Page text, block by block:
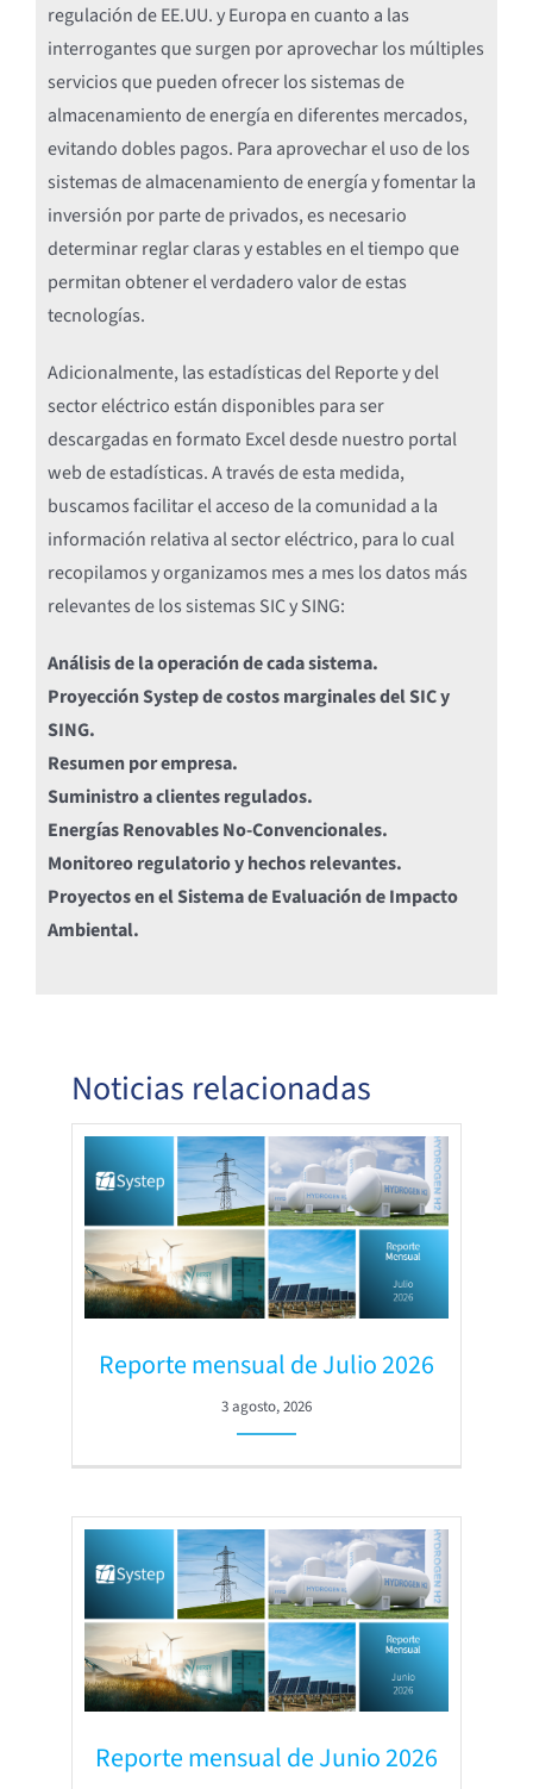
regulación de EE.UU. y Europa en cuanto a las
interrogantes que surgen por aprovechar los múltiples
servicios que pueden ofrecer los sistemas de
almacenamiento de energía en diferentes mercados,
evitando dobles pagos. Para aprovechar el uso de los
sistemas de almacenamiento de energía y fomentar la
inversión por parte de privados, es necesario
determinar reglar claras y estables en el tiempo que
permitan obtener el verdadero valor de estas
tecnologías.
Adicionalmente, las estadísticas del Reporte y del
sector eléctrico están disponibles para ser
descargadas en formato Excel desde nuestro portal
web de estadísticas. A través de esta medida,
buscamos facilitar el acceso de la comunidad a la
información relativa al sector eléctrico, para lo cual
recopilamos y organizamos mes a mes los datos más
relevantes de los sistemas SIC y SING:
Análisis de la operación de cada sistema.
Proyección Systep de costos marginales del SIC y
SING.
Resumen por empresa.
Suministro a clientes regulados.
Energías Renovables No-Convencionales.
Monitoreo regulatorio y hechos relevantes.
Proyectos en el Sistema de Evaluación de Impacto
Ambiental.
Noticias relacionadas
Reporte mensual de Julio 2026
3 agosto, 2026
Reporte mensual de Junio 2026